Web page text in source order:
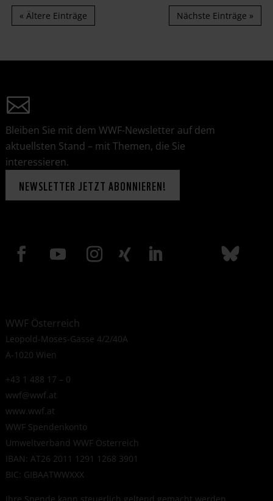
« Ältere Einträge Nächste Einträge »
Bleiben Sie mit dem WWF-Newsletter auf dem
aktuellsten Stand – mit Themen, die Sie
interessieren.
NEWSLETTER JETZT ABONNIEREN!
WWF Österreich
Leopold-Moses-Gasse 4/2/40A
A-1020 Wien
+43 1 488 17 – 0
wwf@wwf.at
www.wwf.at
WWF Spendenkonto
Umweltverband WWF Österreich
IBAN: AT26 2011 1291 1268 3901
BIC: GIBAATWWXXX